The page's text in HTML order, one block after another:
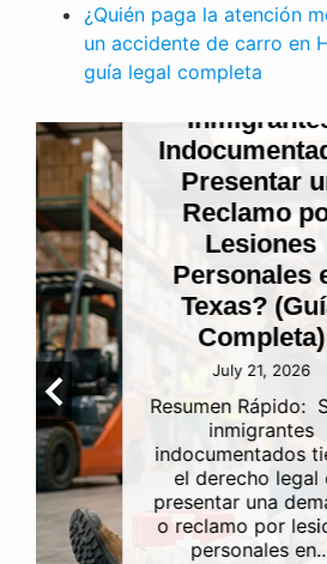
¿Quién paga la atención
un accidente de carro en
guía legal completa
LESIONES
Cuando se
la confianza
sagrada:
negligencia
funerarias y
por
personales
Houston
July 15, 2026
Perder a un ser
es una de las
experiencias
difíciles,
agotadoras que
enfrentar